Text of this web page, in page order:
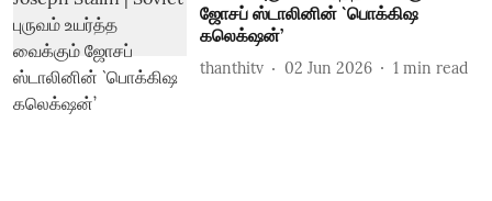
ஜோசப் ஸ்டாலினின் `பொக்கிஷ
கலெக்‌ஷன்’
thanthitv 02 Jun 2026 1 min read